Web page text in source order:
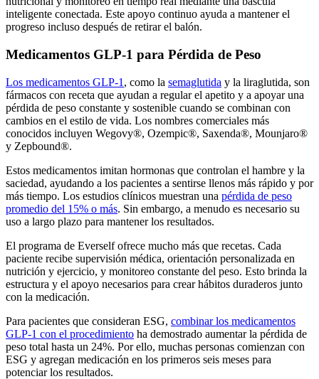
inteligente conectada. Este apoyo continuo ayuda a mantener el
progreso incluso después de retirar el balón.
Medicamentos GLP-1 para Pérdida de Peso
Los medicamentos GLP-1 , como la semaglutida y la liraglutida, son
fármacos con receta que ayudan a regular el apetito y a apoyar una
pérdida de peso constante y sostenible cuando se combinan con
cambios en el estilo de vida. Los nombres comerciales más
conocidos incluyen Wegovy®, Ozempic®, Saxenda®, Mounjaro®
y Zepbound®.
Estos medicamentos imitan hormonas que controlan el hambre y la
saciedad, ayudando a los pacientes a sentirse llenos más rápido y por
más tiempo. Los estudios clínicos muestran una pérdida de peso
promedio del 15% o más. Sin embargo, a menudo es necesario su
uso a largo plazo para mantener los resultados.
El programa de Everself ofrece mucho más que recetas. Cada
paciente recibe supervisión médica, orientación personalizada en
nutrición y ejercicio, y monitoreo constante del peso. Esto brinda la
estructura y el apoyo necesarios para crear hábitos duraderos junto
con la medicación.
Para pacientes que consideran ESG, combinar los medicamentos
GLP-1 con el procedimiento ha demostrado aumentar la pérdida de
peso total hasta un 24%. Por ello, muchas personas comienzan con
ESG y agregan medicación en los primeros seis meses para
potenciar los resultados.